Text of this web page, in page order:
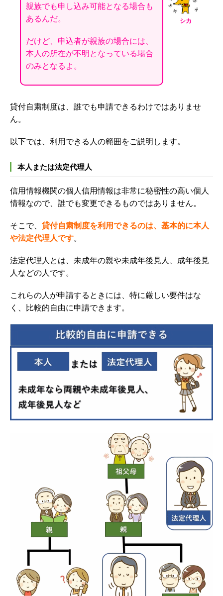
シカ
親族でも申し込み可能となる場合も
あるんだ。
だけど、 申込者が親族の場合には、
本人の所在が不明となっている場合
のみとなるよ。
貸付自粛制度は、誰でも申請できるわけではありませ
ん。
以下では、利用できる人の範囲をご説明します。
本人または法定代理人
信用情報機関の個人信用情報は非常に秘密性の高い個人
情報なので、誰でも変更できるものではありません。
そこで、 貸付自粛制度を利用できるのは、基本的に本人
や法定代理人です。
法定代理人とは、未成年の親や未成年後見人、成年後見
人などの人です。
これらの人が申請するときには、特に厳しい要件はな
く、比較的自由に申請できます。